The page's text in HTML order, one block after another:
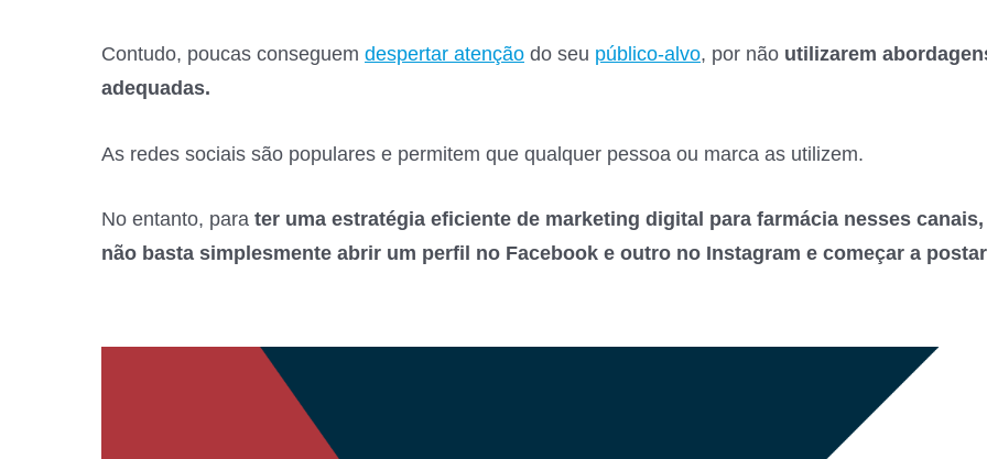
Contudo, poucas conseguem despertar atenção do seu público-alvo, por não utilizarem
adequadas.
As redes sociais são populares e permitem que qualquer pessoa ou marca as utilizem.
No entanto, para ter uma estratégia eficiente de marketing digital para farmácia nesses canais,
não basta simplesmente abrir um perfil no Facebook e outro no Instagram e começar a